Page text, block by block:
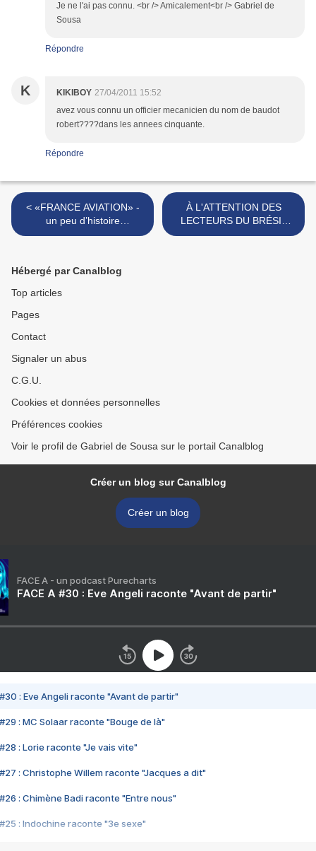
Je ne l'ai pas connu. <br /> Amicalement<br /> Gabriel de
Sousa
Répondre
K KIKIBOY 27/04/2011 15:52
avez vous connu un officier mecanicien du nom de baudot
robert????dans les annees cinquante.
Répondre
< «FRANCE AVIATION» -
un peu d’histoire
(1954/1992)
À L'ATTENTION DES
LECTEURS DU BRÉSIL
(surtout de São Paulo) >
Hébergé par Canalblog
Top articles
Pages
Contact
Signaler un abus
C.G.U.
Cookies et données personnelles
Préférences cookies
Voir le profil de Gabriel de Sousa sur le portail Canalblog
Créer un blog sur Canalblog
Créer un blog
FACE A - un podcast Purecharts
FACE A #30 : Eve Angeli raconte "Avant de partir"
#30 : Eve Angeli raconte "Avant de partir"
#29 : MC Solaar raconte "Bouge de là"
#28 : Lorie raconte "Je vais vite"
#27 : Christophe Willem raconte "Jacques a dit"
#26 : Chimène Badi raconte "Entre nous"
#25 : Indochine raconte "3e sexe"